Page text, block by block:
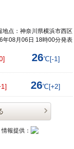
地点：神奈川県横浜市西区
年08月06日 18時00分発表
26℃[-1]
26℃[+2]
情報提供：